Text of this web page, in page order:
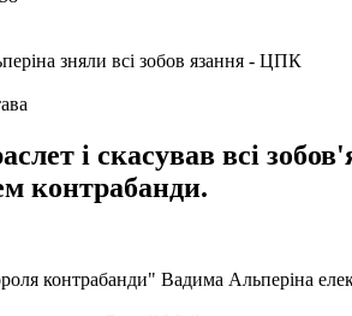
і скасував всі
контрабанди.
контрабанди" Вадима Альперіна